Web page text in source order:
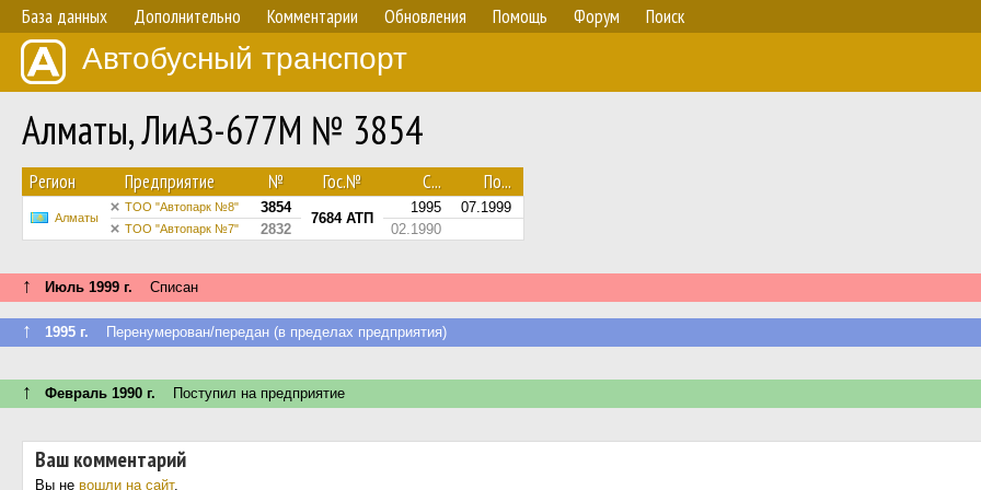
База данных Дополнительно Комментарии Обновления Помощь Форум Поиск
Автобусный транспорт
Алматы, ЛиАЗ-677М № 3854
Регион Предприятие № Гос.№ С... По...
Алматы
ТОО "Автопарк №8" 3854
7684 АТП
1995 07.1999
ТОО "Автопарк №7" 2832 02.1990
↑ Июль 1999 г. Списан
↑ 1995 г. Перенумерован/передан (в пределах предприятия)
↑ Февраль 1990 г. Поступил на предприятие
Ваш комментарий
Вы не вошли на сайт.